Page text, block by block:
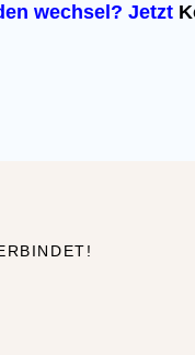
wechsel? Jetzt